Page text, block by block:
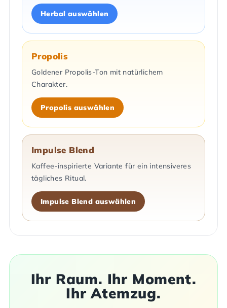
Herbal auswählen
Propolis
Goldener Propolis-Ton mit natürlichem
Charakter.
Propolis auswählen
Impulse Blend
Kaffee-inspirierte Variante für ein intensiveres
tägliches Ritual.
Impulse Blend auswählen
Ihr Raum. Ihr Moment.
Ihr Atemzug.